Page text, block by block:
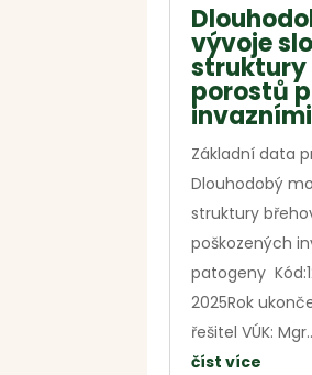
vývoje
struktury
porostů
Základní data
Dlouhodobý
struktury
poškozených
patogeny
2025Rok
řešitel VÚK:
číst více